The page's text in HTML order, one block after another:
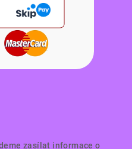
zasílat informace o